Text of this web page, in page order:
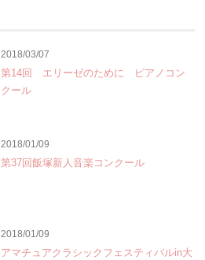
2018/03/07
第14回 エリーゼのために ピアノコン
クール
2018/01/09
第37回飯塚新人音楽コンクール
2018/01/09
アマチュアクラシックフェスティバルin大